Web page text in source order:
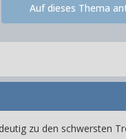
Auf dieses Thema
zu den schwersten